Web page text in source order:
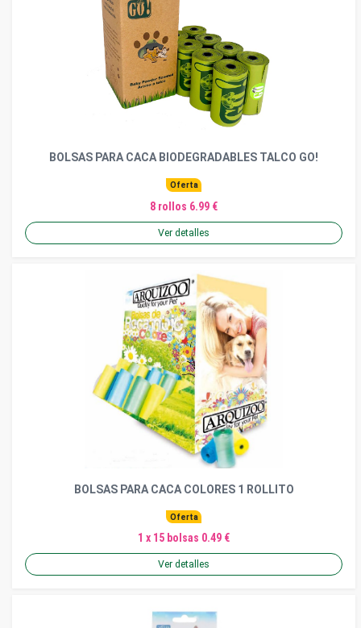
BOLSAS PARA CACA BIODEGRADABLES TALCO GO!
Oferta
8 rollos 6.99 €
Ver detalles
BOLSAS PARA CACA COLORES 1 ROLLITO
Oferta
1 x 15 bolsas 0.49 €
Ver detalles